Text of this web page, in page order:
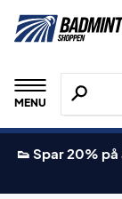
MENU
Søg
👟 Spar 20%